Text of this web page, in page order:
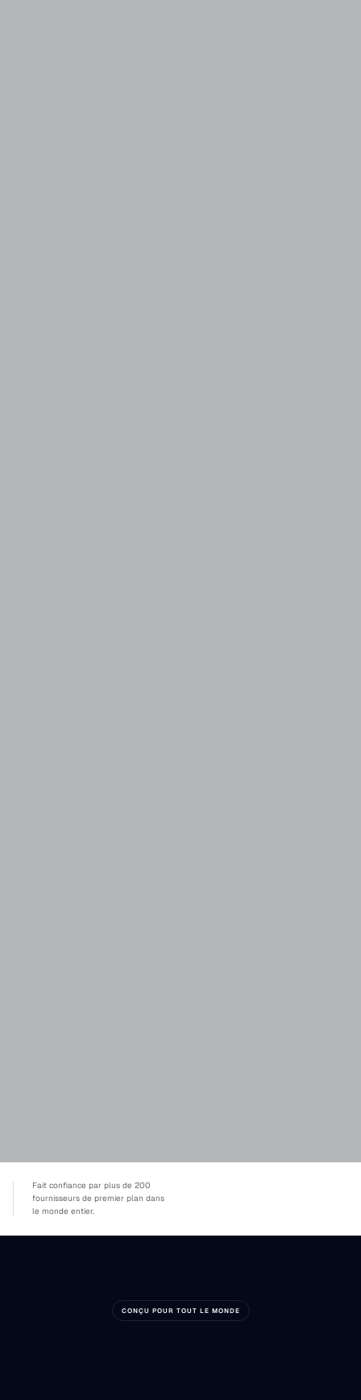
Fait confiance par plus de 200
fournisseurs de premier plan dans
le monde entier.
CONÇU POUR TOUT LE MONDE